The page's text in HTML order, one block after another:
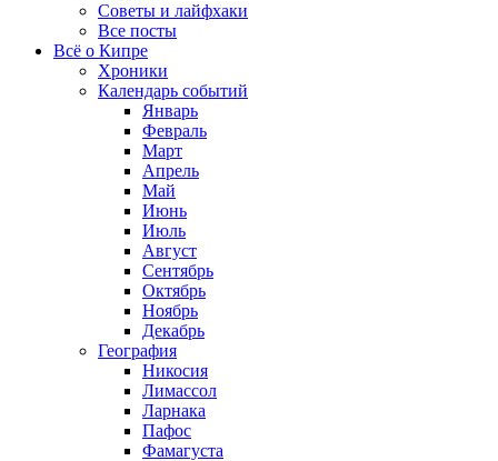
Советы и лайфхаки
Все посты
Всё о Кипре
Хроники
Календарь событий
Январь
Февраль
Март
Апрель
Май
Июнь
Июль
Август
Сентябрь
Октябрь
Ноябрь
Декабрь
География
Никосия
Лимассол
Ларнака
Пафос
Фамагуста